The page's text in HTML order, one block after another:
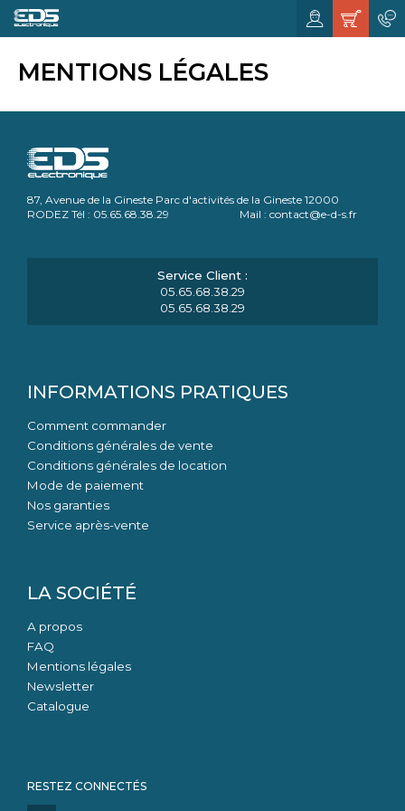
MENTIONS LÉGALES
87, Avenue de la Gineste Parc d'activités de la Gineste 12000
RODEZ Tél : 05.65.68.38.29 Mail : contact@e-d-s.fr
05.65.68.38.29
05.65.68.38.29
INFORMATIONS PRATIQUES
Comment commander
Conditions générales de vente
Conditions générales de location
Mode de paiement
Nos garanties
Service après-vente
LA SOCIÉTÉ
A propos
FAQ
Mentions légales
Newsletter
Catalogue